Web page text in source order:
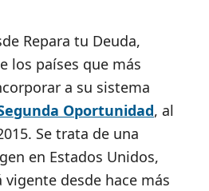
Repara tu Deuda,
los países que más
a su sistema
Oportunidad, al
Se trata de una
en Estados Unidos,
vigente desde hace más